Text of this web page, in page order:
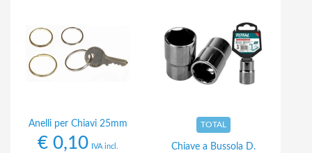
Anelli per Chiavi 25mm
€ 0,10 IVA incl.
TOTAL
Chiave a Bussola D.